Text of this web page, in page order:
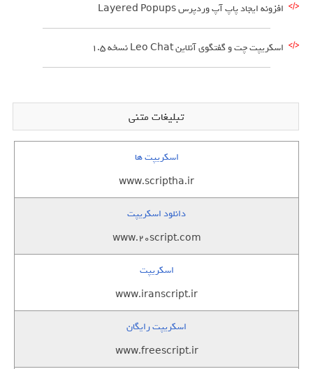
افزونه ایجاد پاپ آپ وردپرس Layered Popups
اسکریپت چت و گفتگوی آنلاین Leo Chat نسخه 1.5
تبلیغات متنی
اسکریپت ها
www.scriptha.ir
دانلود اسکریپت
www.20script.com
اسکریپت
www.iranscript.ir
اسکریپت رایگان
www.freescript.ir